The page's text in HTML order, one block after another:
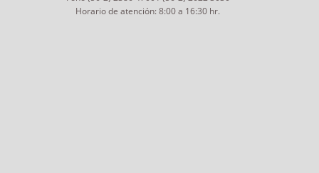
Horario de atención: 8:00 a 16:30 hr.